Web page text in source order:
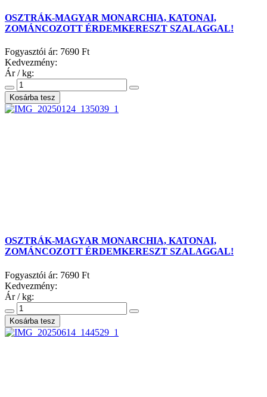
OSZTRÁK-MAGYAR MONARCHIA, KATONAI,
ZOMÁNCOZOTT ÉRDEMKERESZT SZALAGGAL!
Fogyasztói ár: 7690 Ft
Kedvezmény:
Ár / kg:
OSZTRÁK-MAGYAR MONARCHIA, KATONAI,
ZOMÁNCOZOTT ÉRDEMKERESZT SZALAGGAL!
Fogyasztói ár: 7690 Ft
Kedvezmény:
Ár / kg: